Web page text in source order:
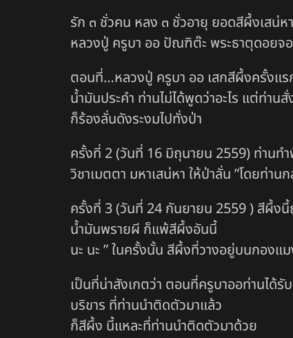
รัก ๓ ชั่วคน หลง ๓ ชั่วอายุ ยอดสีผึ้งเสน่
หลวงปู่ ครูบา ออ ปัณฑิต๊ะ พระธาตุดอยจ
ตอนที่…หลวงปู่ ครูบา ออ เสกสีผึ้งครั้งแร
น้ำมันประคำ ท่านไม่ได้พูดว่าอะไร แต่ท่า
ก็ร้องลั่นดังระงมไปทั่งป่า
ครั้งที่ 2 (วันที่ 16 มิถุนายน 2559) ท่านทำ
วิชาเมตตา มหาเสน่หา ให้ป่าลั่น ”โดยท่าน
ครั้งที่ 3 (วันที่ 24 กันยายน 2559 ) สีผึ้ง
น้ำมันพรายผี ก็แพ้สีผึ้งอันนี้
นะ นะ ” ในครั้งนั้น สีผึ้งที่วางอยู่บนกองแ
เป็นที่น่าสังเกตว่า ตอนที่ครูบาออท่านได้
บริขาร ที่ท่านนำติดตัวมาแล้ว
ก็สีผึ้ง นี้แหละที่ท่านนำติดตัวมาด้วย